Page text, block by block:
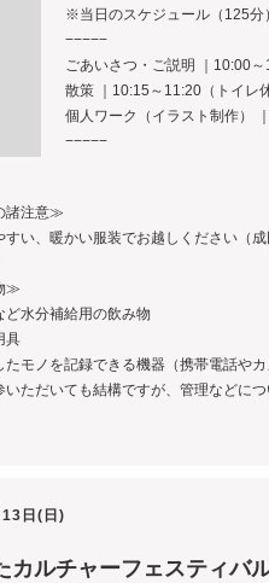
※当日のスケジュール（125分）
−−−−−
ごあいさつ・ご説明 ｜10:00～
散策 ｜10:15～11:20（トイレ
個人ワーク（イラスト制作）
−−−−−
諸注意≫
すい、暖かい服装でお越しください（
≫
ど水分補給用の飲み物
具
たモノを記録できる機器（携帯電話やカ
ただいても結構ですが、管理などにつ
日(日)
カルチャーフェスティバ